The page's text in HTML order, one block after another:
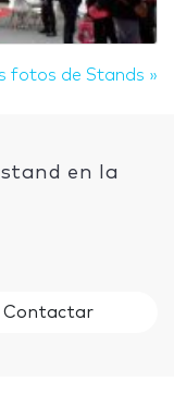
fotos de Stands »
en la
Contactar